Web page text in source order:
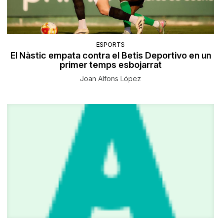
ESPORTS
El Nàstic empata contra el Betis Deportivo en un
primer temps esbojarrat
Joan Alfons López